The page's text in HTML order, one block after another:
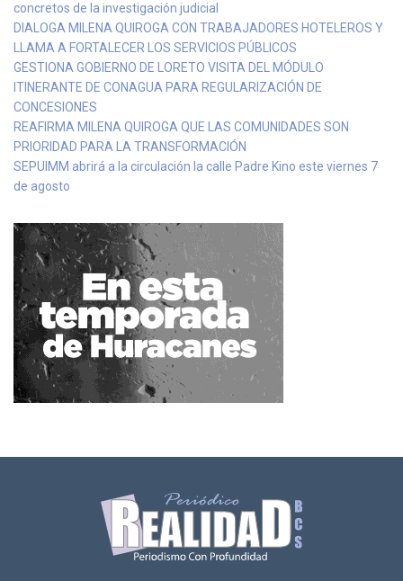
concretos de la investigación judicial
DIALOGA MILENA QUIROGA CON TRABAJADORES HOTELEROS Y
LLAMA A FORTALECER LOS SERVICIOS PÚBLICOS
GESTIONA GOBIERNO DE LORETO VISITA DEL MÓDULO
ITINERANTE DE CONAGUA PARA REGULARIZACIÓN DE
CONCESIONES
REAFIRMA MILENA QUIROGA QUE LAS COMUNIDADES SON
PRIORIDAD PARA LA TRANSFORMACIÓN
SEPUIMM abrirá a la circulación la calle Padre Kino este viernes 7
de agosto